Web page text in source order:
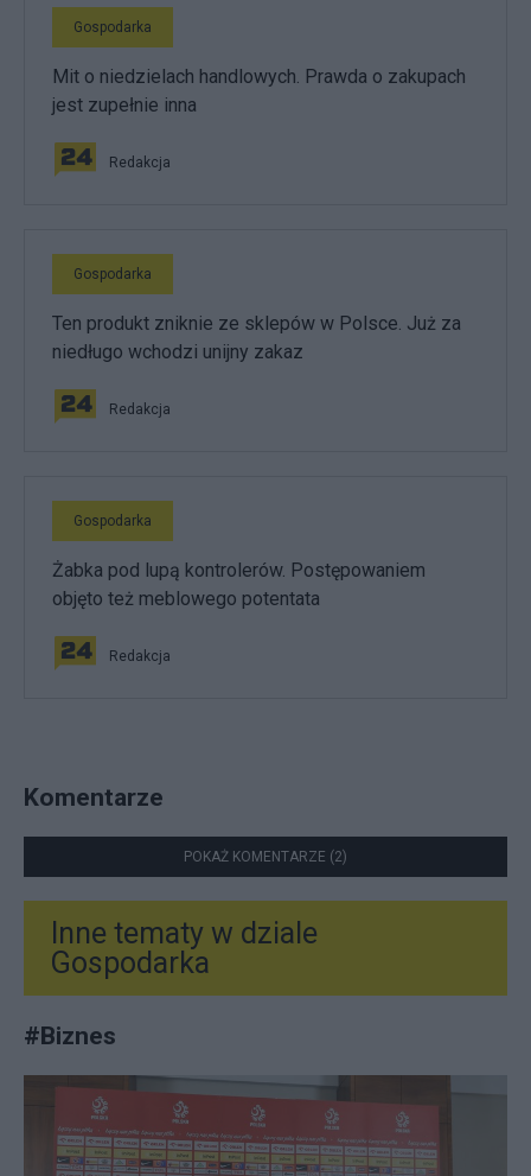
Gospodarka
Mit o niedzielach handlowych. Prawda o zakupach
jest zupełnie inna
Redakcja
Gospodarka
Ten produkt zniknie ze sklepów w Polsce. Już za
niedługo wchodzi unijny zakaz
Redakcja
Gospodarka
Żabka pod lupą kontrolerów. Postępowaniem
objęto też meblowego potentata
Redakcja
Komentarze
POKAŻ KOMENTARZE (2)
Inne tematy w dziale
Gospodarka
#Biznes